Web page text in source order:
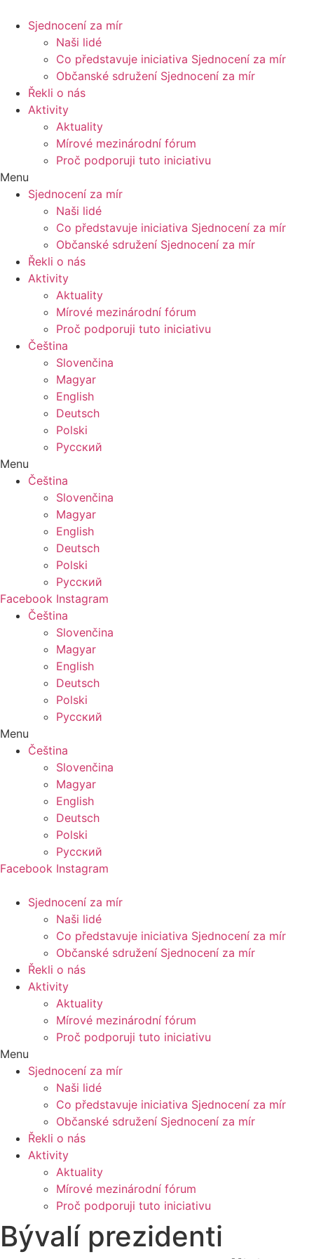
Sjednocení za mír
Naši lidé
Co představuje iniciativa Sjednocení za mír
Občanské sdružení Sjednocení za mír
Řekli o nás
Aktivity
Aktuality
Mírové mezinárodní fórum
Proč podporuji tuto iniciativu
Menu
Sjednocení za mír
Naši lidé
Co představuje iniciativa Sjednocení za mír
Občanské sdružení Sjednocení za mír
Řekli o nás
Aktivity
Aktuality
Mírové mezinárodní fórum
Proč podporuji tuto iniciativu
Čeština
Slovenčina
Magyar
English
Deutsch
Polski
Русский
Menu
Čeština
Slovenčina
Magyar
English
Deutsch
Polski
Русский
Facebook Instagram
Čeština
Slovenčina
Magyar
English
Deutsch
Polski
Русский
Menu
Čeština
Slovenčina
Magyar
English
Deutsch
Polski
Русский
Facebook Instagram
Sjednocení za mír
Naši lidé
Co představuje iniciativa Sjednocení za mír
Občanské sdružení Sjednocení za mír
Řekli o nás
Aktivity
Aktuality
Mírové mezinárodní fórum
Proč podporuji tuto iniciativu
Menu
Sjednocení za mír
Naši lidé
Co představuje iniciativa Sjednocení za mír
Občanské sdružení Sjednocení za mír
Řekli o nás
Aktivity
Aktuality
Mírové mezinárodní fórum
Proč podporuji tuto iniciativu
Bývalí prezidenti